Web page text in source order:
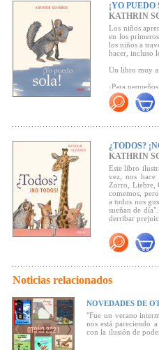
Haz clic aquí
¡YO
KATHRIN
Los niños
en los
los niños a
hacer, incluso
Un libro muy
¡Para
"...los
creadas por
Lector).
¿TODOS?
KATHRIN
Este libro
vez, nos hace
Zorro, Liebre,
comemos,
a todos nos
sueñan de
derribar
TrasEstar
encantará a
Noticias relacionados
NOVEDADES DE
"Fue un verano
nos está pareciendo
con la ilusión de